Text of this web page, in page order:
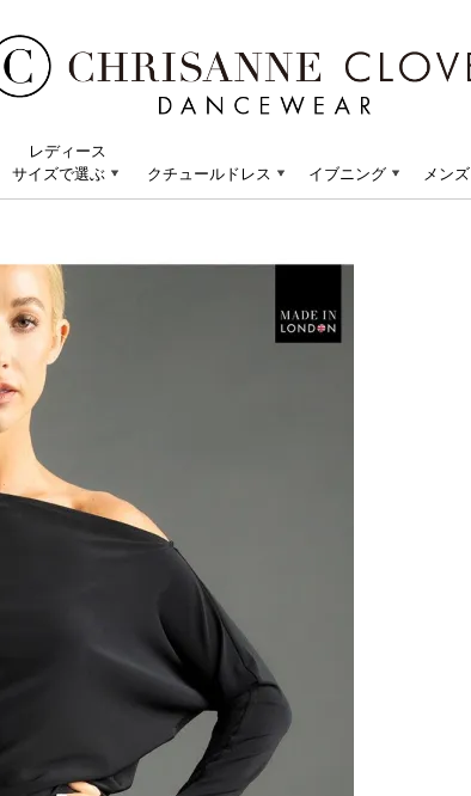
レディース
サイズで選ぶ
クチュールドレス イブニング メンズ